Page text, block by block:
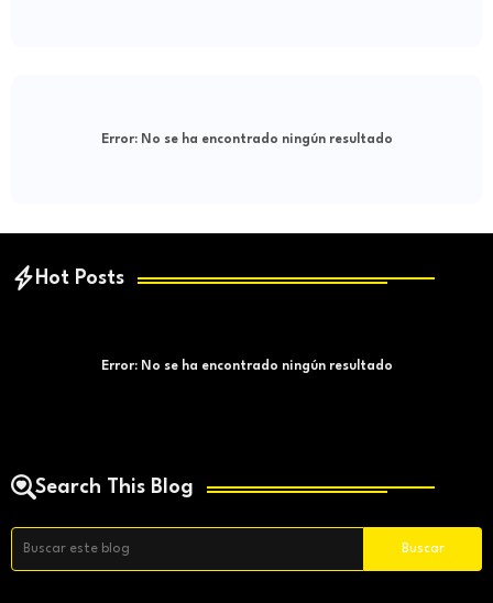
Error:No se ha encontrado ningún resultado
Hot Posts
Error:No se ha encontrado ningún resultado
Search This Blog